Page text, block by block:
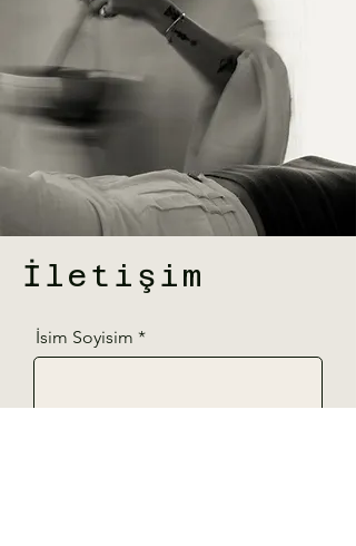
İletişim
İsim Soyisim